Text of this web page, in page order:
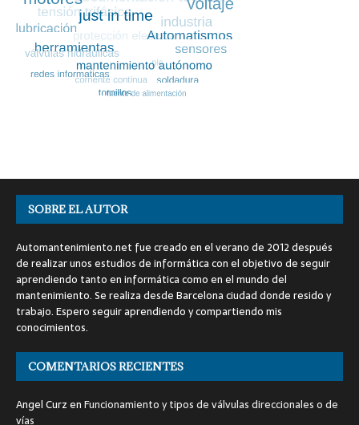
SOBRE EL AUTOR
Automantenimiento.net fue creado en el verano de 2012 después
de realizar unos estudios de informática con el objetivo de seguir
aprendiendo tanto en informática como en el mundo del
mantenimiento. Se realiza desde Barcelona ciudad donde resido y
trabajo. Espero seguir aprendiendo y compartiendo mis
conocimientos.
COMENTARIOS RECIENTES
Angel CurzenFuncionamiento y tipos de válvulas direccionales o de
vías